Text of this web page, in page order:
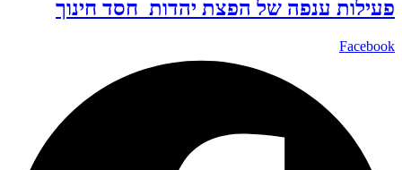
פעילות ענפה של הפצת יהדות חסד חינוך
Facebook